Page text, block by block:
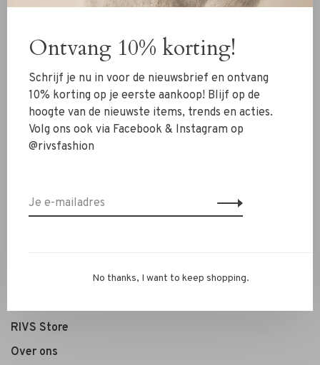
Sorteren op:
Toon 1 - 4 van 4
Schoenen
RIVS Store
Over ons
Ontvang 10% korting!
Schrijf je nu in voor de nieuwsbrief en ontvang
10% korting op je eerste aankoop! Blijf op de
hoogte van de nieuwste items, trends en acties.
Volg ons ook via Facebook & Instagram op
@rivsfashion
No thanks, I want to keep shopping.